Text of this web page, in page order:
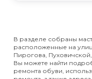
В разделе собраны
расположенные на
Пирогова,
Вы можете найти
ремонта обуви,